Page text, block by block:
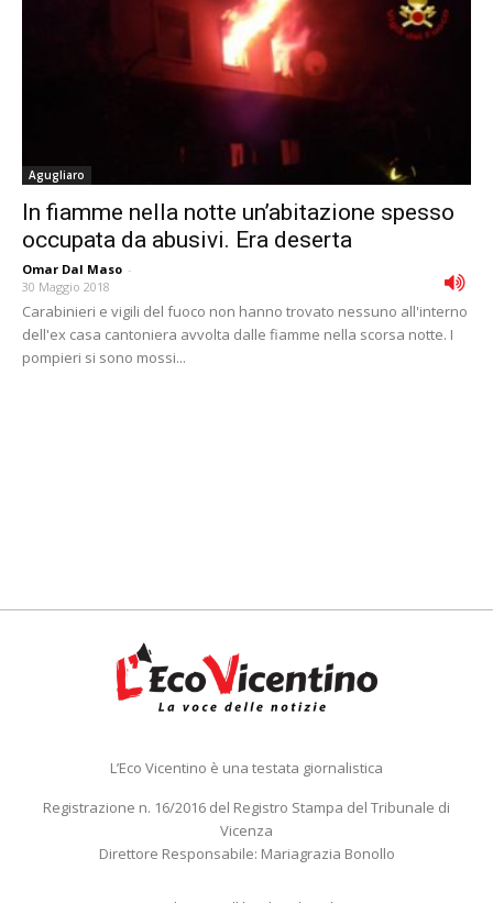
Agugliaro
In fiamme nella notte un’abitazione spesso
occupata da abusivi. Era deserta
Omar Dal Maso -
30 Maggio 2018
Carabinieri e vigili del fuoco non hanno trovato nessuno all'interno
dell'ex casa cantoniera avvolta dalle fiamme nella scorsa notte. I
pompieri si sono mossi...
L’Eco Vicentino è una testata giornalistica
Registrazione n. 16/2016 del Registro Stampa del Tribunale di
Vicenza
Direttore Responsabile: Mariagrazia Bonollo